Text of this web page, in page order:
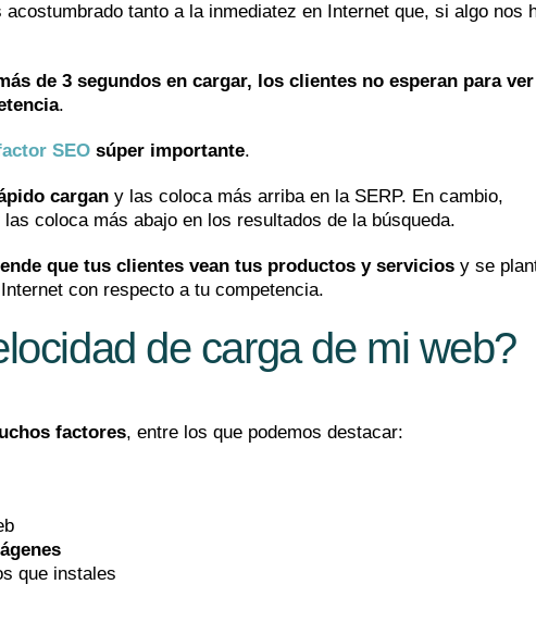
tanto a la inmediatez en Internet que, si algo nos
de 3 segundos en cargar, los clientes no esperan para
.
SEO súper importante.
cargan y las coloca más arriba en la SERP. En cambio,
las coloca más abajo en los resultados de la búsqueda.
que tus clientes vean tus productos y servicios y se
con respecto a tu competencia.
de carga de mi web?
factores, entre los que podemos destacar:
que instales